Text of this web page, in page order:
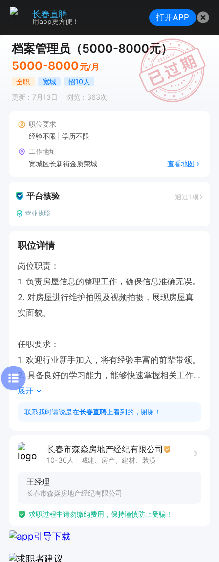
档案管理员（5000-8000元）
5000-8000 元/月
全职 宽城
招10人
更新：7月13日
浏览：363次
职位要求
经验不限
学历不限
工作地址
宽城区长新街金质荣城
查看地图
平台核验 通过1项
营业执照
职位详情
岗位职责：
1. 负责房屋信息的整理工作，确保信息准确无误。
2. 对房屋进行维护拍照及视频拍摄，展现房屋真
实面貌。
任职要求：
1. 欢迎行业新手加入，将有经验丰富的前辈带领。
2. 具备良好的学习能力，能够快速掌握相关工作
技能。
工作时间：8:30-17:30
过高质量的拍照和视频拍摄，为客户呈现房屋详
忧，我们有资深前辈悉心指导。在这里，您将有机
定，为您提供稳定的工作环境。
展开
联系我时请说是在长春直聘 上看到的，谢谢！
长春市森焱房地产经纪有限公司
10-30人 城建、房产、建材、装潢
王经理
长春市森焱房地产经纪有限公司
求职过程中请勿缴纳费用，保持谨慎防止受骗！
长春直聘
用app更方便！ 打开APP